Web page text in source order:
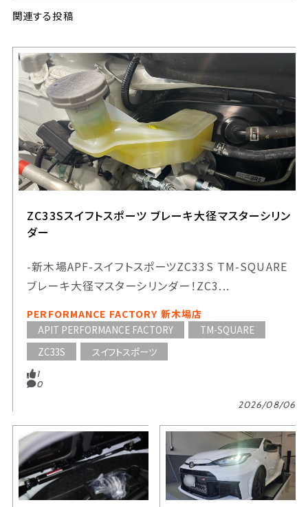
関連する投稿
2026/08/06
ZC33Sスイフトスポーツ ブレーキ大径マスターシリン
ダー
-新木場APF-スイフトスポーツZC33S TM-SQUARE
ブレーキ大径マスターシリンダー！ZC3...
PERFORMANCE FACTORY 新木場店
APIT PERFORMANCE FACTORY
TM-SQUARE
ZC33S
スイフトスポーツ
1
0